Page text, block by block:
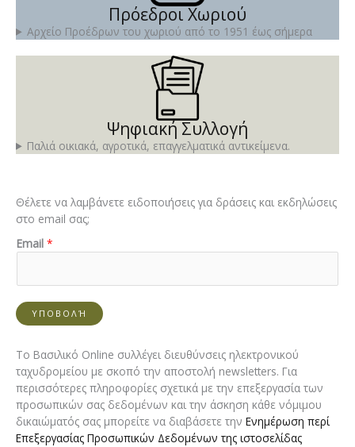
Πρόεδροι Χωριού
Αρχείο Προέδρων του χωριού από το 1951 έως σήμερα
Ψηφιακή Συλλογή
Παλιά οικιακά, αγροτικά, επαγγελματικά αντικείμενα.
Θέλετε να λαμβάνετε ειδοποιήσεις για δράσεις και εκδηλώσεις
στο email σας;
E
m
i
E
a
i
l
E
m
a
Email *
ΥΠΟΒΟΛΉ
Το Βασιλικό Online συλλέγει διευθύνσεις ηλεκτρονικού
ταχυδρομείου με σκοπό την αποστολή newsletters. Για
περισσότερες πληροφορίες σχετικά με την επεξεργασία των
προσωπικών σας δεδομένων και την άσκηση κάθε νόμιμου
δικαιώματός σας μπορείτε να διαβάσετε την Ενημέρωση περί
Επεξεργασίας Προσωπικών Δεδομένων της ιστοσελίδας